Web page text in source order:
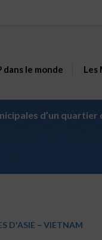
dans le monde Les
d’un
D'ASIE – VIETNAM